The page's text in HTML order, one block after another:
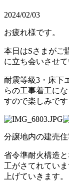
2024/02/03
お疲れ様です。
本日はSさまがご
に立ち会いさせて
耐震等級3・床下
らの工事着工に
すので楽しみで
分譲地内の建売住
省令準耐火構造
工がさてれてい
上げていきます。